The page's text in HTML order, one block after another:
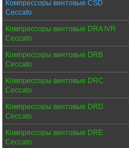
Компрессоры винтовые CSD
Ceccato
Компрессоры винтовые DRA IVR
Ceccato
Компрессоры винтовые DRB
Ceccato
Компрессоры винтовые DRC
Ceccato
Компрессоры винтовые DRD
Ceccato
Компрессоры винтовые DRE
Ceccato